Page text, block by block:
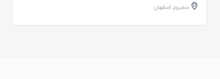
سمیرم, اصفهان